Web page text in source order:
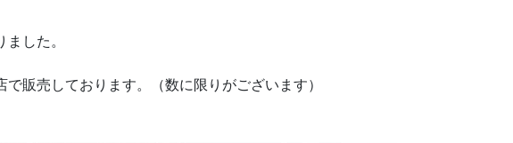
した。
販売しております。（数に限りがございます）